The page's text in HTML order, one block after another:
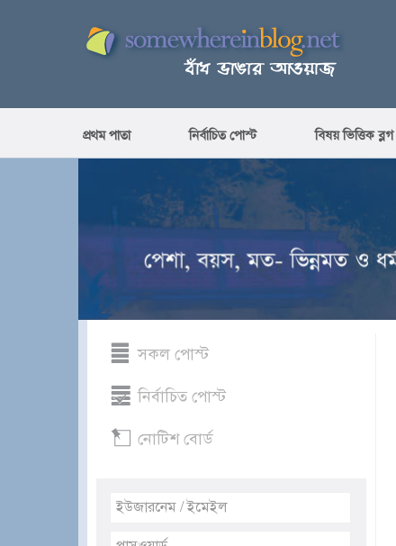
প্রথম পাতা নির্বাচিত পোস্ট বিষয় ভিত্তিক ব্লগ
সকল পোস্ট
নির্বাচিত পোস্ট
নোটিশ বোর্ড